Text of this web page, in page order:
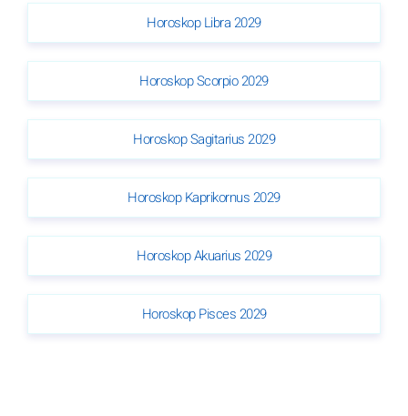
Horoskop Libra 2029
Horoskop Scorpio 2029
Horoskop Sagitarius 2029
Horoskop Kaprikornus 2029
Horoskop Akuarius 2029
Horoskop Pisces 2029